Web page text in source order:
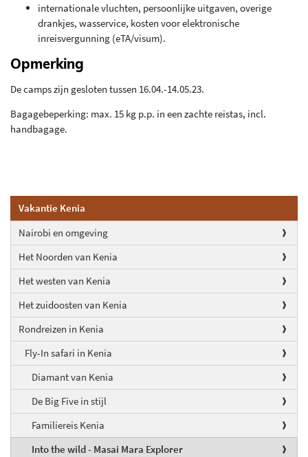
Vakantie Kenia
Nairobi en omgeving
Het Noorden van Kenia
Het westen van Kenia
Het zuidoosten van Kenia
Rondreizen in Kenia
Fly-In safari in Kenia
Diamant van Kenia
De Big Five in stijl
Familiereis Kenia
Into the wild - Masai Mara Explorer
internationale vluchten, persoonlijke uitgaven, overige
drankjes, wasservice, kosten voor elektronische
inreisvergunning (eTA/visum).
Opmerking
De camps zijn gesloten tussen 16.04.-14.05.23.
Bagagebeperking: max. 15 kg p.p. in een zachte reistas, incl.
handbagage.